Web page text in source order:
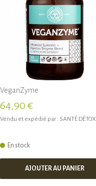
VeganZyme
64,90 €
Vendu et expédié par : SANTÉ DÉTOX
En stock
AJOUTER AU PANIER